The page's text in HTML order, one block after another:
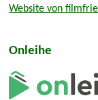
Website von
Onleihe